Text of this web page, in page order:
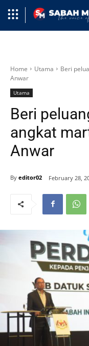
Home Utama
Beri
Anwar
Utama
Beri
angkat
Anwar
By editor02 February 28,